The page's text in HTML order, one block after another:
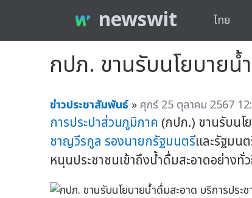
newswit ไทย
กปภ. ขานรับนโยบายน้
ข่าวประชาสัมพันธ์ » ศุกร์ 25 ตุลาคม 2567
การประปาส่วนภูมิภาค (กปภ.) ขานรับนโ
ชาญวีรกูล รองนายกรัฐมนตรีและรัฐมน
หนุนประชาชนเข้าถึงน้ำดื่มสะอาดอย่างทั่